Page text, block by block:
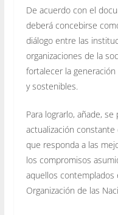
De acuerdo con el
deberá concebirse
diálogo entre las
organizaciones de la
fortalecer la
y sostenibles.
Para lograrlo, añade,
actualización constante
que responda a las
los compromisos
aquellos contemplados
Organización de las